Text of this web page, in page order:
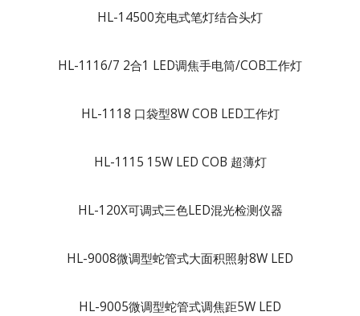
HL-14500充电式笔灯结合头灯
HL-1116/7 2合1 LED调焦手电筒/COB工作灯
HL-1118 口袋型8W COB LED工作灯
HL-1115 15W LED COB 超薄灯
HL-120X可调式三色LED混光检测仪器
HL-9008微调型蛇管式大面积照射8W LED
HL-9005微调型蛇管式调焦距5W LED